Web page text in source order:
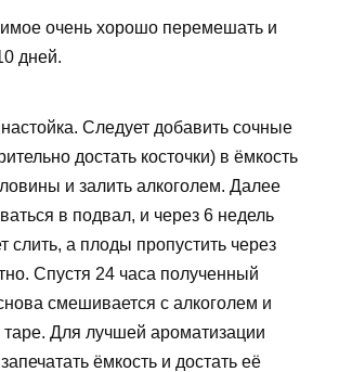
очень хорошо перемешать и
дней.
Следует добавить сочные
достать косточки) в ёмкость
и залить алкоголем. Далее
в подвал, и через 6 недель
слить, а плоды пропустить через
Спустя 24 часа полученный
смешивается с алкоголем и
таре. Для лучшей ароматизации
ёмкость и достать её